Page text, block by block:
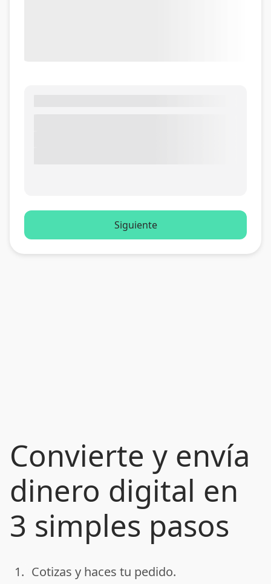
Convierte y envía
dinero digital en
3 simples pasos
done
1. Cotizas y haces tu pedido.
Siguiente